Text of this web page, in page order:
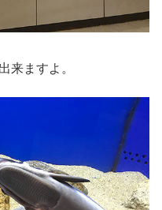
来ますよ。